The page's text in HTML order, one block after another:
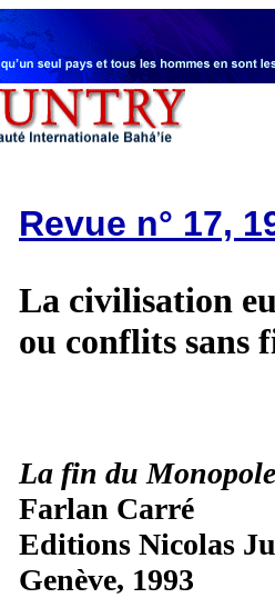
Revue n° 17,
La civilisation
ou conflits sans
La fin du
Farlan Carré
Editions Nicolas
Genève, 1993